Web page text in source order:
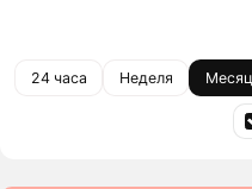
24 часа Неделя Месяц